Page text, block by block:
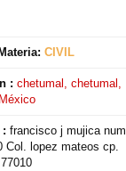
Materia: CIVIL
: chetumal, chetumal,
México
: francisco j mujica num
Col. lopez mateos cp.
77010